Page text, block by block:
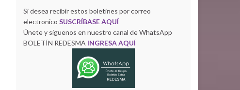
Si desea recibir estos boletines por correo
electronico SUSCRÍBASE AQUÍ
Únete y siguenos en nuestro canal de WhatsApp
BOLETÍN REDESMA INGRESA AQUÍ